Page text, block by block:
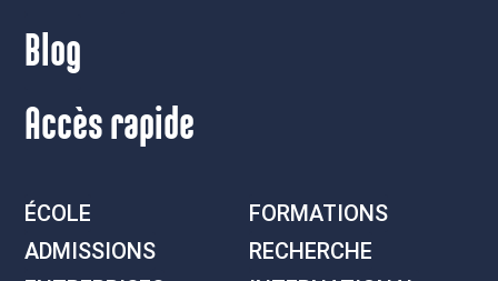
Blog
Accès rapide
ÉCOLE
FORMATIONS
ADMISSIONS
RECHERCHE